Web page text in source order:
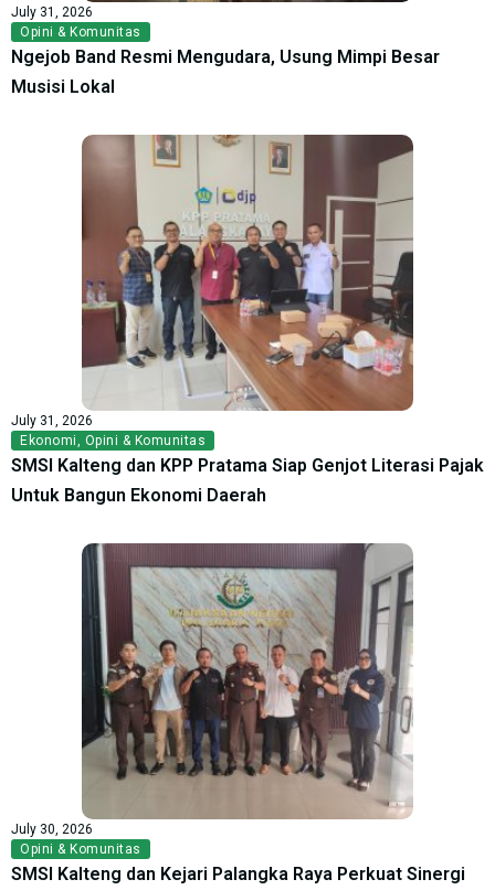
July 31, 2026
Opini & Komunitas
Ngejob Band Resmi Mengudara, Usung Mimpi Besar
Musisi Lokal
July 31, 2026
Ekonomi, Opini & Komunitas
SMSI Kalteng dan KPP Pratama Siap Genjot Literasi Pajak
Untuk Bangun Ekonomi Daerah
July 30, 2026
Opini & Komunitas
SMSI Kalteng dan Kejari Palangka Raya Perkuat Sinergi